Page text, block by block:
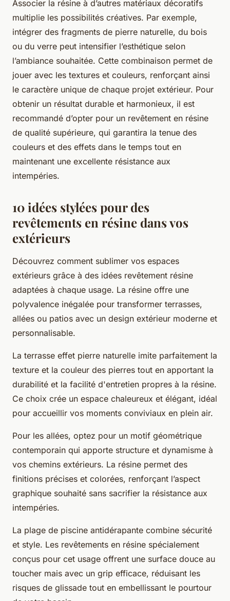
Associer la résine à d’autres matériaux décoratifs
multiplie les possibilités créatives. Par exemple,
intégrer des fragments de pierre naturelle, du bois
ou du verre peut intensifier l’esthétique selon
l’ambiance souhaitée. Cette combinaison permet de
jouer avec les textures et couleurs, renforçant ainsi
le caractère unique de chaque projet extérieur. Pour
obtenir un résultat durable et harmonieux, il est
recommandé d’opter pour un revêtement en résine
de qualité supérieure, qui garantira la tenue des
couleurs et des effets dans le temps tout en
maintenant une excellente résistance aux
intempéries.
10 idées stylées pour des
revêtements en résine dans vos
extérieurs
Découvrez comment sublimer vos espaces
extérieurs grâce à des idées revêtement résine
adaptées à chaque usage. La résine offre une
polyvalence inégalée pour transformer terrasses,
allées ou patios avec un design extérieur moderne et
personnalisable.
La terrasse effet pierre naturelle imite parfaitement la
texture et la couleur des pierres tout en apportant la
durabilité et la facilité d'entretien propres à la résine.
Ce choix crée un espace chaleureux et élégant, idéal
pour accueillir vos moments conviviaux en plein air.
Pour les allées, optez pour un motif géométrique
contemporain qui apporte structure et dynamisme à
vos chemins extérieurs. La résine permet des
finitions précises et colorées, renforçant l’aspect
graphique souhaité sans sacrifier la résistance aux
intempéries.
La plage de piscine antidérapante combine sécurité
et style. Les revêtements en résine spécialement
conçus pour cet usage offrent une surface douce au
toucher mais avec un grip efficace, réduisant les
risques de glissade tout en embellissant le pourtour